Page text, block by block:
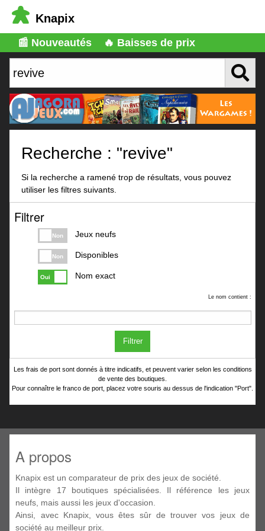
Knapix
📰 Nouveautés 🔥 Baisses de prix
Recherche : "revive"
Si la recherche a ramené trop de résultats, vous pouvez
utiliser les filtres suivants.
Filtrer
Non Jeux neufs
Non Disponibles
Oui Nom exact
Le nom contient :
Filtrer
Les frais de port sont donnés à titre indicatifs, et peuvent varier selon les conditions
de vente des boutiques.
Pour connaître le franco de port, placez votre souris au dessus de l'indication "Port".
A propos
Knapix est un comparateur de prix des jeux de société.
Il intègre 17 boutiques spécialisées. Il référence les jeux
neufs, mais aussi les jeux d'occasion.
Ainsi, avec Knapix, vous êtes sûr de trouver vos jeux de
société au meilleur prix.